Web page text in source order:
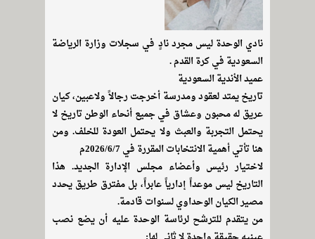
نادي الوحدة ليس مجرد نادٍ في سجلات وزارة الرياضة
السعودية في كرة القدم .
عميد الأندية السعودية
تاريخ يمتد لعقود ومدرسة أخرجت رجالاً ولاعبين، كيان
عريق له محبون وعشاق في جميع أنحاء الوطن تاريخ لا
يحتمل التجربة والعبث ولا يحتمل العودة للخلف. ومن
هنا تأتي أهمية الانتخابات المقررة في 2026/6/7م
لاختيار رئيس وأعضاء مجلس الإدارة الجديد. هذا
التاريخ ليس موعداً إدارياً عابراً، بل مفترق طريق يحدد
مصير الكيان الوحداوي لسنوات قادمة.
من يتقدم للترشح لرئاسة الوحدة عليه أن يضع نصب